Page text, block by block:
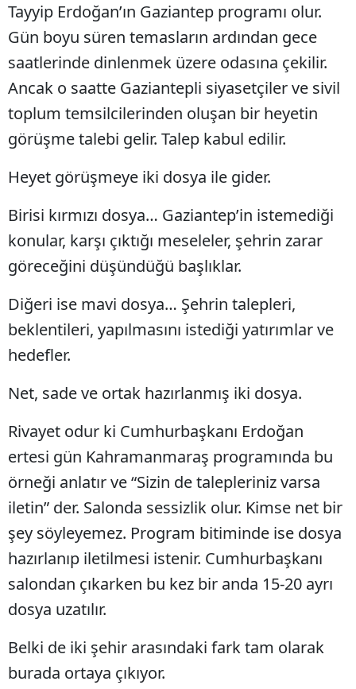
Tayyip Erdoğan’ın Gaziantep programı olur.
Gün boyu süren temasların ardından gece
saatlerinde dinlenmek üzere odasına çekilir.
Ancak o saatte Gaziantepli siyasetçiler ve sivil
toplum temsilcilerinden oluşan bir heyetin
görüşme talebi gelir. Talep kabul edilir.
Heyet görüşmeye iki dosya ile gider.
Birisi kırmızı dosya… Gaziantep’in istemediği
konular, karşı çıktığı meseleler, şehrin zarar
göreceğini düşündüğü başlıklar.
Diğeri ise mavi dosya… Şehrin talepleri,
beklentileri, yapılmasını istediği yatırımlar ve
hedefler.
Net, sade ve ortak hazırlanmış iki dosya.
Rivayet odur ki Cumhurbaşkanı Erdoğan
ertesi gün Kahramanmaraş programında bu
örneği anlatır ve “Sizin de talepleriniz varsa
iletin” der. Salonda sessizlik olur. Kimse net bir
şey söyleyemez. Program bitiminde ise dosya
hazırlanıp iletilmesi istenir. Cumhurbaşkanı
salondan çıkarken bu kez bir anda 15-20 ayrı
dosya uzatılır.
Belki de iki şehir arasındaki fark tam olarak
burada ortaya çıkıyor.